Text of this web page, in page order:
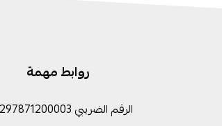
روابط مهمة
الرقم الضريبي 301297871200003